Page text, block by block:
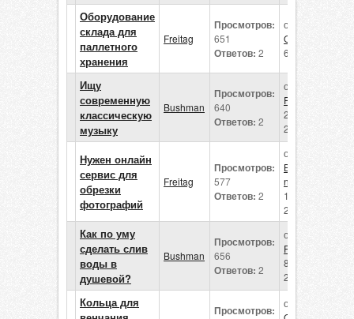
Оборудование
склада для
паллетного
хранения
Freitag
Просмотров:
651
Ответов: 2
от
Octavian
6 мая 2026
Ищу
современную
классическую
музыку
Bushman
Просмотров:
640
Ответов: 2
от
Freitag
23 апреля
2026
Нужен онлайн
сервис для
обрезки
фотографий
Freitag
Просмотров:
577
Ответов: 2
от
Bushma
n
14 апреля
2026
Как по уму
сделать слив
воды в
душевой?
Bushman
Просмотров:
656
Ответов: 2
от
Freitag
8 апреля
2026
Кольца для
Просмотров:
от